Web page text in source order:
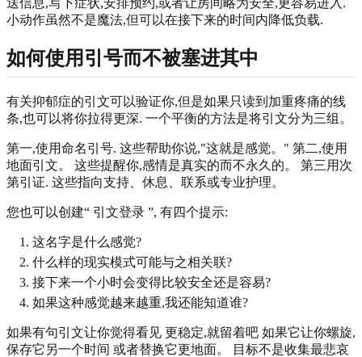
小动作虽然不是魔法,但可以在接下来的时间内降低负载.
如何使用引号而不被塞进其中
有关抑郁症的引文可以验证你,但是如果只读到加重疼痛的线
条,也可以将你拉得更深. 一个平衡的方法是将引文分为三组。
第一,使用命名引号. 这些帮助你说,"这就是感觉。" 第二,使用
地面引文。 这些提醒你,感情是真实的而不永久的。 第三用次
第引证. 这些指向支持、休息、联系或专业护理。
您也可以创建“ 引文登录 ”, 有四个提示:
这名字是什么感觉?
什么样的现实模式可能与之相关联?
接下来一个小时会变得比较安全还是容易?
如果这种感觉越来越重,我还能知道谁?
如果有句引文让你觉得看见 更稳定,就留着吧 如果它让你螺旋,
保存它另一个时间 或者替换它更地面。 目标不是收集最悲哀